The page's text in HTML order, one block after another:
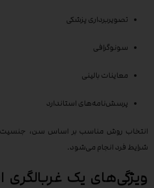
تصویربرداری پزشکی
سونوگرافی
معاینات بالینی
پرسش‌نامه‌های استاندارد
انتخاب روش مناسب بر اساس سن، جنسیت،
شرایط فرد انجام می‌شود.
ویژگی‌های یک غربالگری